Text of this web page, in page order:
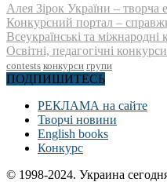
Алея Зірок України – творча
Конкурсний портал –
Всеукраїнські та міжнародні
Освітні, педагогічні конкурси
contests конкурси групи
ПОДПИШИТЕСЬ
РЕКЛАМА на сайте
Творчі новини
English books
Конкурс
© 1998-2024. Украина